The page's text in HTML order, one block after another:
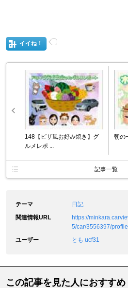
イイね！
148【ピザ風お好み焼き】グ
ルメレポ ...
朝
記事一覧
テーマ
日記
関連情報URL
https://
5/car/3556397/
ユーザー
とも ucf31
この記事を見た人におすすめ